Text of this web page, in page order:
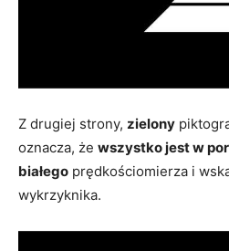
Z drugiej strony, zielony
oznacza, że wszystko jest w
białego prędkościomierza i
wykrzyknika.